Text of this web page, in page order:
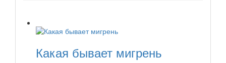
Какая бывает мигрень